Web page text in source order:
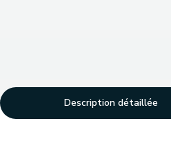
Description détaillée